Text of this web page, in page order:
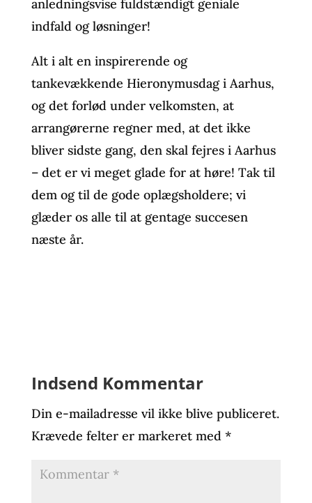
anledningsvise fuldstændigt geniale
indfald og løsninger!
Alt i alt en inspirerende og
tankevækkende Hieronymusdag i Aarhus,
og det forlød under velkomsten, at
arrangørerne regner med, at det ikke
bliver sidste gang, den skal fejres i Aarhus
– det er vi meget glade for at høre! Tak til
dem og til de gode oplægsholdere; vi
glæder os alle til at gentage succesen
næste år.
Indsend Kommentar
Din e-mailadresse vil ikke blive publiceret.
Krævede felter er markeret med *